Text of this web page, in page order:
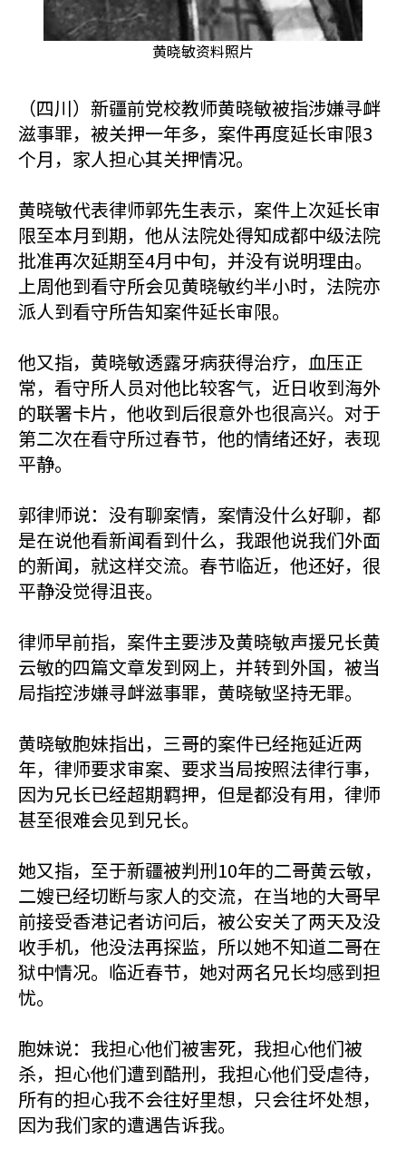
黄晓敏资料照片
（四川）新疆前党校教师黄晓敏被指涉嫌寻衅
滋事罪，被关押一年多，案件再度延长审限3
个月，家人担心其关押情况。
黄晓敏代表律师郭先生表示，案件上次延长审
限至本月到期，他从法院处得知成都中级法院
批准再次延期至4月中旬，并没有说明理由。
上周他到看守所会见黄晓敏约半小时，法院亦
派人到看守所告知案件延长审限。
他又指，黄晓敏透露牙病获得治疗，血压正
常，看守所人员对他比较客气，近日收到海外
的联署卡片，他收到后很意外也很高兴。对于
第二次在看守所过春节，他的情绪还好，表现
平静。
郭律师说：没有聊案情，案情没什么好聊，都
是在说他看新闻看到什么，我跟他说我们外面
的新闻，就这样交流。春节临近，他还好，很
平静没觉得沮丧。
律师早前指，案件主要涉及黄晓敏声援兄长黄
云敏的四篇文章发到网上，并转到外国，被当
局指控涉嫌寻衅滋事罪，黄晓敏坚持无罪。
黄晓敏胞妹指出，三哥的案件已经拖延近两
年，律师要求审案、要求当局按照法律行事，
因为兄长已经超期羁押，但是都没有用，律师
甚至很难会见到兄长。
她又指，至于新疆被判刑10年的二哥黄云敏，
二嫂已经切断与家人的交流，在当地的大哥早
前接受香港记者访问后，被公安关了两天及没
收手机，他没法再探监，所以她不知道二哥在
狱中情况。临近春节，她对两名兄长均感到担
忧。
胞妹说：我担心他们被害死，我担心他们被
杀，担心他们遭到酷刑，我担心他们受虐待，
所有的担心我不会往好里想，只会往坏处想，
因为我们家的遭遇告诉我。